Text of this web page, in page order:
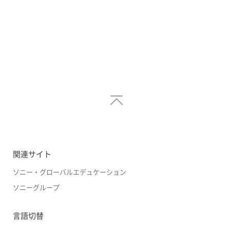
関連サイト
ソニー・グローバルエデュケーション
ソニーグループ
言語切替